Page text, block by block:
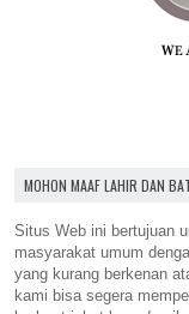
MOHON MAAF LAHIR DAN
Situs Web ini bertujuan
masyarakat umum
yang kurang berkenan
kami bisa segera